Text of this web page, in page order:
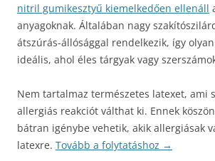
nitril gumikesztyű kiemelkedően ellenáll
anyagoknak. Általában nagy
átszúrás-állósággal rendelkezik, így
ideális, ahol éles tárgyak vagy
Nem tartalmaz természetes latexet, ami
allergiás reakciót válthat ki. Ennek
bátran igénybe vehetik, akik allergiásak
latexre. Tovább a folytatáshoz →